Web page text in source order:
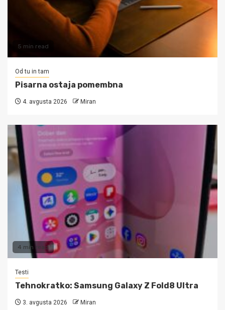
5 min read
Od tu in tam
Pisarna ostaja pomembna
4. avgusta 2026 Miran
4 min read
Testi
Tehnokratko: Samsung Galaxy Z Fold8 Ultra
3. avgusta 2026 Miran